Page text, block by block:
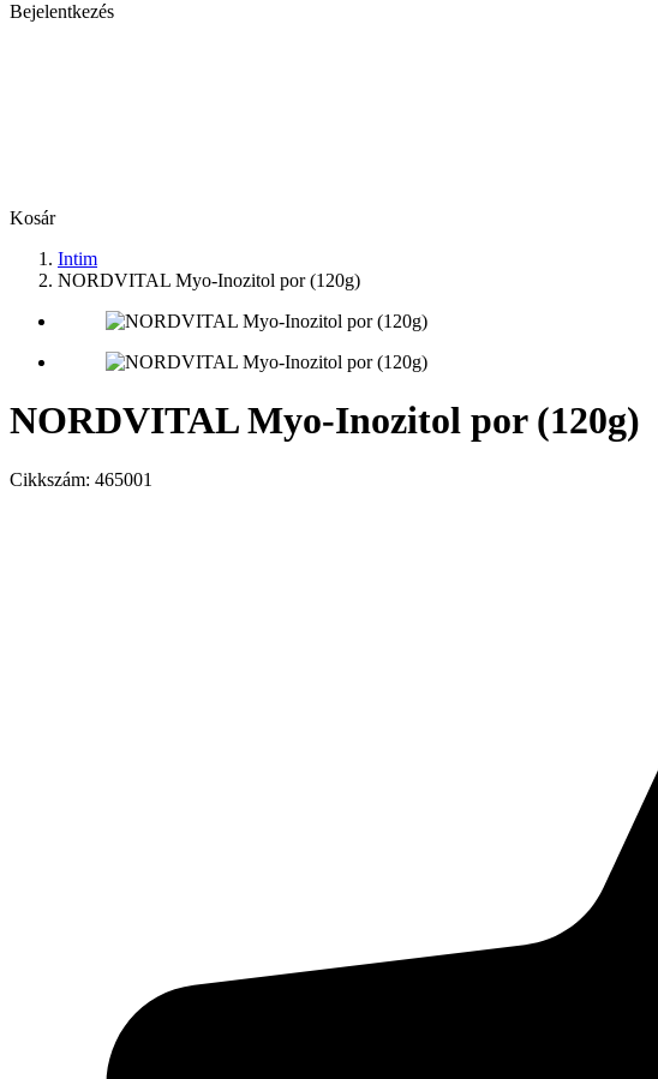
Bejelentkezés
Kosár
Intim
NORDVITAL Myo-Inozitol por (120g)
NORDVITAL Myo-Inozitol por (120g)
Cikkszám: 465001